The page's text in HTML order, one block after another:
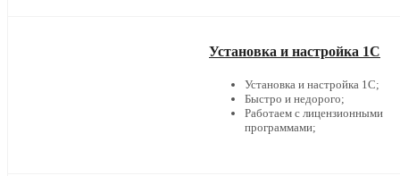
Установка и настройка 1С
Установка и настройка 1С;
Быстро и недорого;
Работаем с лицензионными
программами;